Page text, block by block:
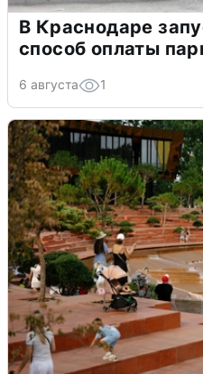
В Краснодаре
способ оплаты
6 августа 1